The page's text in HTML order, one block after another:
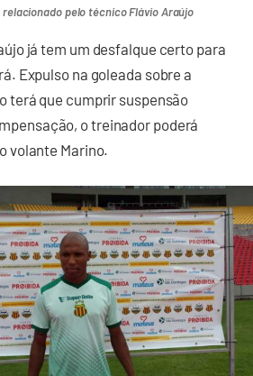
relacionado pelo técnico Flávio Araújo
já tem um desfalque certo para
Expulso na goleada sobre a
terá que cumprir suspensão
o treinador poderá
volante Marino.